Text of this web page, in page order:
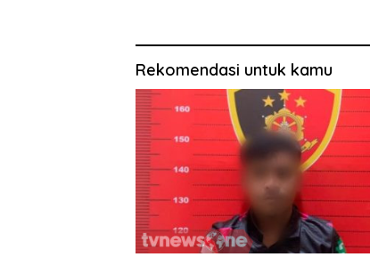
Rekomendasi untuk kamu